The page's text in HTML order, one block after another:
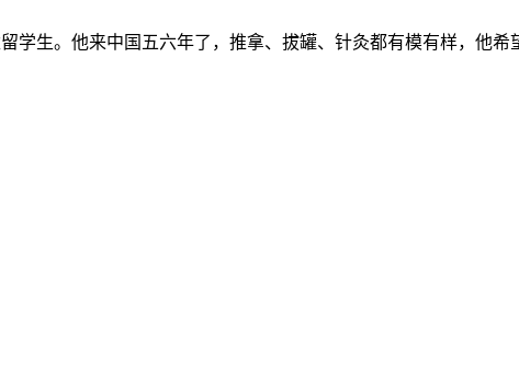
学生。他来中国五六年了，推拿、拔罐、针灸都有模有样，他希